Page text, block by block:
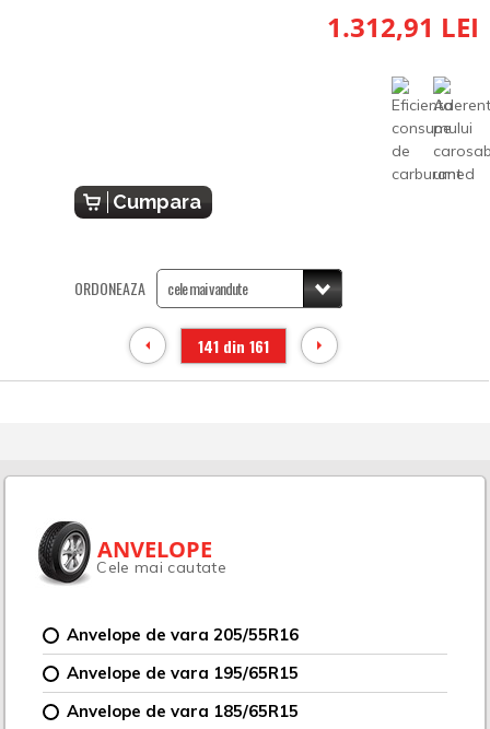
1.312,91 LEI
Cumpara
ORDONEAZA
141 din 161
ANVELOPE
Cele mai cautate
Anvelope de vara 205/55R16
Anvelope de vara 195/65R15
Anvelope de vara 185/65R15